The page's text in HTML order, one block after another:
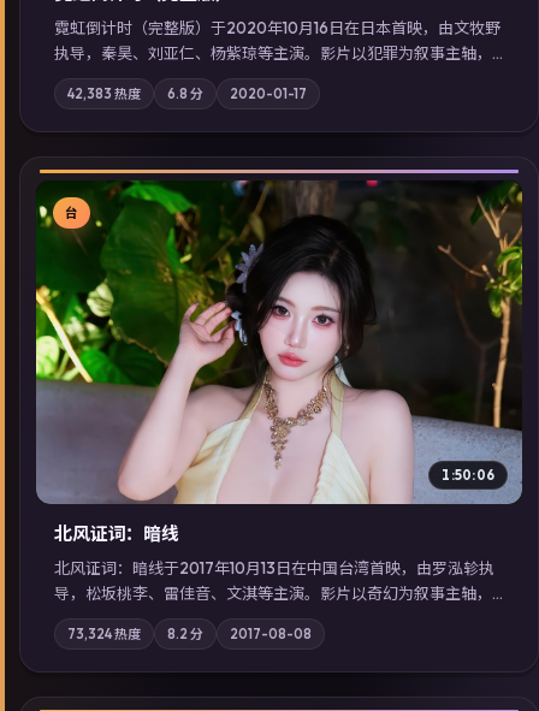
霓虹倒计时（完整版）于2020年10月16日在日本首映，由文牧野
执导，秦昊、刘亚仁、杨紫琼等主演。影片以犯罪为叙事主轴，
边境小镇的平静被一封匿名信彻底打破；摄影与配乐强化地域气
质；站内亦可通过「国产免费观看高清电视剧在线看」延展检索
同类型高分佳作，畅享高清在线追剧体验。
42,383 热度 6.8 分 2020-01-17
▶
台
1:50:06
北风证词：暗线
北风证词：暗线于2017年10月13日在中国台湾首映，由罗泓轸执
导，松坂桃李、雷佳音、文淇等主演。影片以奇幻为叙事主轴，
旧案重提，真相与谎言在同一条时间线上交锋；摄影与配乐强化
地域气质；站内亦可通过「国产免费观看高清电视剧在线看」延
展检索同类型高分佳作，畅享高清在线追剧体验。
73,324热度 8.2 分 2017-08-08